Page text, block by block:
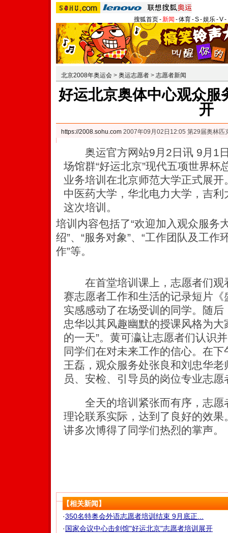
搜狐首页-新闻 -体育-S-娱乐-V-
北京2008年奥运会 > 奥运志愿者 > 志愿者新闻
好运北京奥体中心观众服
开
https://2008.sohu.com 2007年09月02日12:05 第29届奥林匹
奥运官方网站9月2日讯 9月1日
场馆群“好运北京”现代五项世界杯
业务培训在北京师范大学正式展
中医药大学，华北电力大学，吉
这次培训。
培训内容包括了“欢迎加入观众服务
绍”、“服务对象”、“工作团队及工作
作”等。
在首堂培训课上，志愿者们观
赛志愿者工作和生活的记录短片
实感感动了在场受训的同学。随
忠华以其风趣幽默的授课风格为大
的一天”。黄可瀛让志愿者们认识
同学们在对未来工作的信心。在
王磊，观众服务处张良和刘忠华
员、安检、引导员的岗位专业志愿
全天的培训紧张而有序，志愿
理论联系实际，达到了良好的效
讲多次博得了同学们热烈的掌声。
【相关新闻】
·350名特奥会外语志愿者培训结束 9月底正...
·国家会议中心击剑馆"好运北京"志愿者培训展开